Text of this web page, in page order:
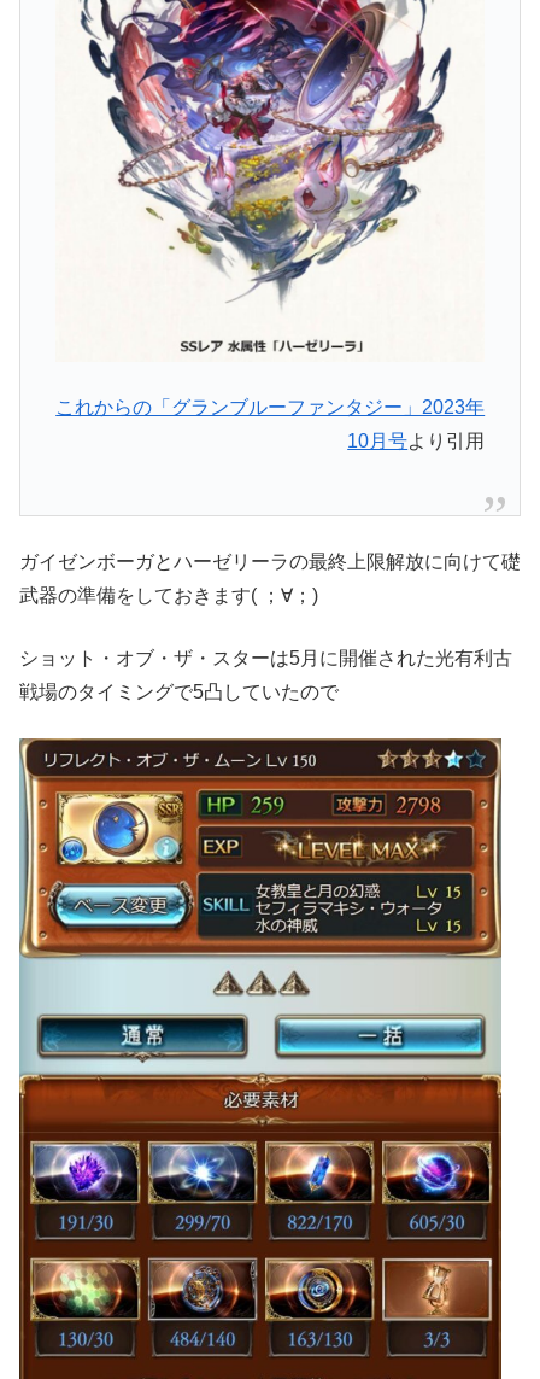
これからの「グランブルーファンタジー」2023年
10月号より引用
ガイゼンボーガとハーゼリーラの最終上限解放に向けて礎
武器の準備をしておきます( ；∀；)
ショット・オブ・ザ・スターは5月に開催された光有利古
戦場のタイミングで5凸していたので